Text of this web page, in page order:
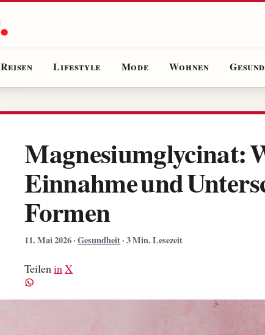
Reisen Lifestyle Mode Wohnen
Magnesiumglycinat:
Einnahme und
Formen
11. Mai 2026·Gesundheit·3 Min. Lesezeit
Teilen in X